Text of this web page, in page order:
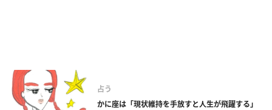
占う
かに座は「現状維持を手放すと人生が飛躍する」